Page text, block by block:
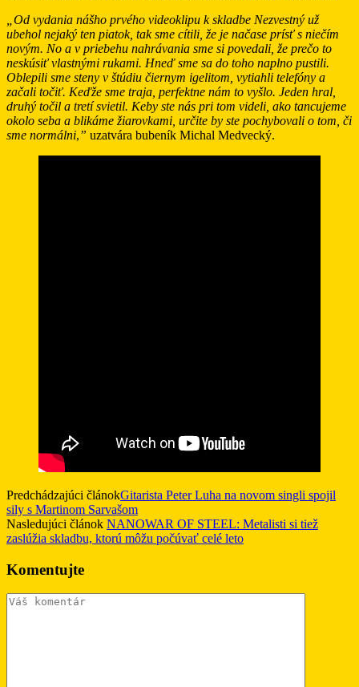
„Od vydania nášho prvého videoklipu k skladbe Nezvestný už
ubehol nejaký ten piatok, tak sme cítili, že je načase prísť s niečím
novým. No a v priebehu nahrávania sme si povedali, že prečo to
neskúsiť vlastnými rukami. Hneď sme sa do toho naplno pustili.
Oblepili sme steny v štúdiu čiernym igelitom, vytiahli telefóny a
začali točiť. Keďže sme traja, perfektne nám to vyšlo. Jeden hral,
druhý točil a tretí svietil. Keby ste nás pri tom videli, ako tancujeme
okolo seba a blikáme žiarovkami, určite by ste pochybovali o tom, či
sme normálni,” uzatvára bubeník Michal Medvecký.
Predchádzajúci článokGitarista Peter Luha na novom singli spojil
sily s Martinom Sarvašom
Nasledujúci článok NANOWAR OF STEEL: Metalisti si tiež
zaslúžia skladbu, ktorú môžu počúvať celé leto
Komentujte